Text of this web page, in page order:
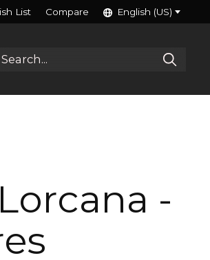
List Compare English (US)
-